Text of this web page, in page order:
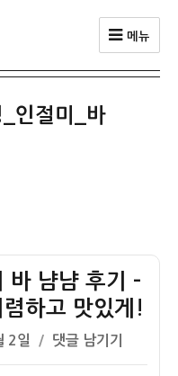
메뉴
인절미_바
바 냠냠 후기 –
하고 맛있게!
2일
롯
데
댓글 남기기